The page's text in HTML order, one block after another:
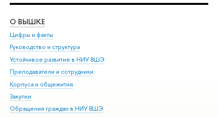
О ВЫШКЕ
Цифры и факты
Руководство и структура
Устойчивое развитие в НИУ ВШЭ
Преподаватели и сотрудники
Корпуса и общежития
Закупки
Обращения граждан в НИУ ВШЭ